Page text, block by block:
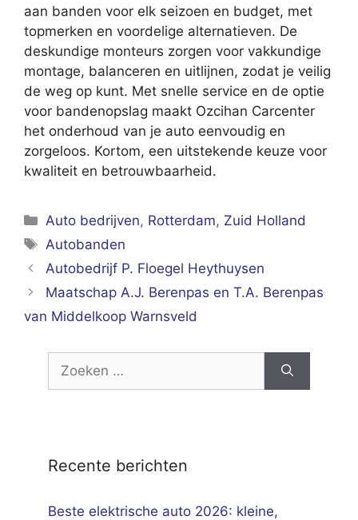
aan banden voor elk seizoen en budget, met
topmerken en voordelige alternatieven. De
deskundige monteurs zorgen voor vakkundige
montage, balanceren en uitlijnen, zodat je veilig
de weg op kunt. Met snelle service en de optie
voor bandenopslag maakt Ozcihan Carcenter
het onderhoud van je auto eenvoudig en
zorgeloos. Kortom, een uitstekende keuze voor
kwaliteit en betrouwbaarheid.
Categorieën
Auto bedrijven, Rotterdam, Zuid Holland
Tags
Autobanden
Autobedrijf P. Floegel Heythuysen
Maatschap A.J. Berenpas en T.A. Berenpas
van Middelkoop Warnsveld
naar:
Recente berichten
Beste elektrische auto 2026: kleine,